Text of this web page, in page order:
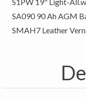
SA090 90 Ah AGM
SMAH7 Leather